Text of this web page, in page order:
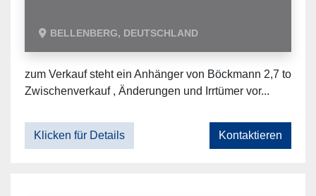
BELLENBERG, DEUTSCHLAND
zum Verkauf steht ein Anhänger von Böckmann 2,7 to
Zwischenverkauf , Änderungen und Irrtümer vor...
Klicken für Details Kontaktieren